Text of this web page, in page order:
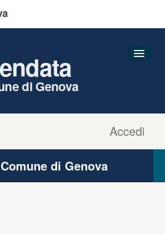
Accedi
di Genova
Comune di Genova